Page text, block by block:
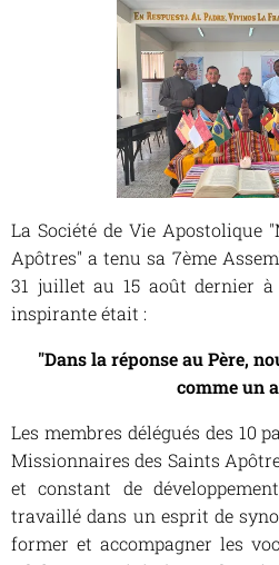
La Société de Vie Apostolique
Apôtres" a tenu sa 7ème
31 juillet au 15 août dernier à
inspirante était :
"Dans la réponse au Père,
comme un
Les membres délégués des 10
Missionnaires des Saints
et constant de
travaillé dans un esprit de
former et accompagner les